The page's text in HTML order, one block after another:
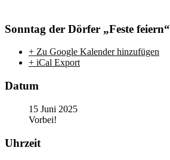
Sonntag der Dörfer „Feste feiern“
+ Zu Google Kalender hinzufügen
+ iCal Export
Datum
15 Juni 2025
Vorbei!
Uhrzeit